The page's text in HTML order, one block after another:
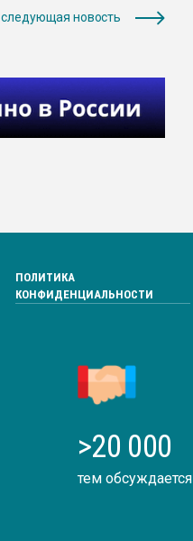
следующая новость
ПОЛИТИКА
КОНФИДЕНЦИАЛЬНОСТИ
>20 000
тем обсуждается